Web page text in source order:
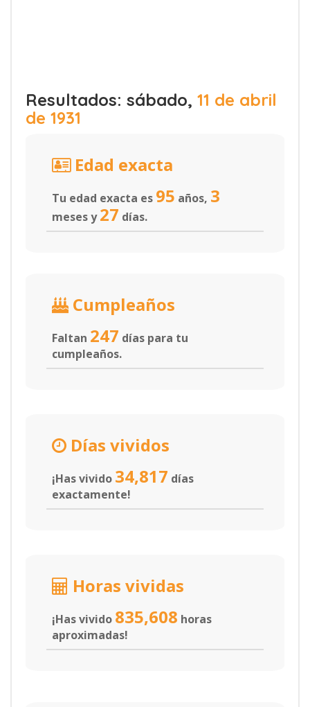
Resultados: sábado, 11 de abril
de 1931
Edad exacta
Tu edad exacta es 95 años, 3
meses y27 días.
Cumpleaños
Faltan 247 días para tu
cumpleaños.
Días vividos
¡Has vivido 34,817 días
exactamente!
Horas vividas
¡Has vivido 835,608 horas
aproximadas!